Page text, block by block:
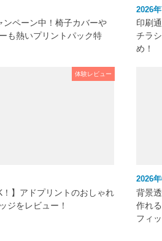
ンペーン中！椅子カバーや
も熱いプリントパック特
2026
印刷
チラ
め！
体験レビュー
！】アドプリントのおしゃれ
ジをレビュー！
2026
背景
作れ
フィッ